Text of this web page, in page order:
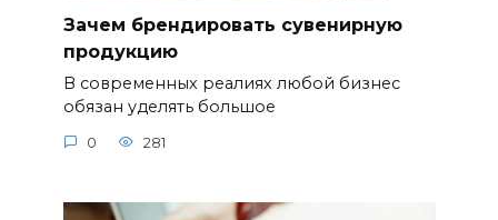
Зачем брендировать сувенирную
продукцию
В современных реалиях любой бизнес
обязан уделять большое
0 281